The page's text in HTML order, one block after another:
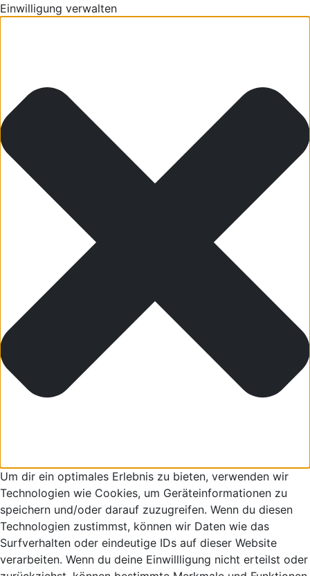
Einwilligung verwalten
Um dir ein optimales Erlebnis zu bieten, verwenden wir
Technologien wie Cookies, um Geräteinformationen zu
speichern und/oder darauf zuzugreifen. Wenn du diesen
Technologien zustimmst, können wir Daten wie das
Surfverhalten oder eindeutige IDs auf dieser Website
verarbeiten. Wenn du deine Einwillligung nicht erteilst oder